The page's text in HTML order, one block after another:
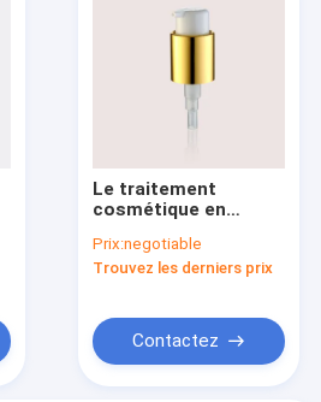
Le traitement
cosmétique en
02E 24/410 pompe
0.45cc pour la crème
Prix:negotiable
Trouvez les derniers prix
Contactez